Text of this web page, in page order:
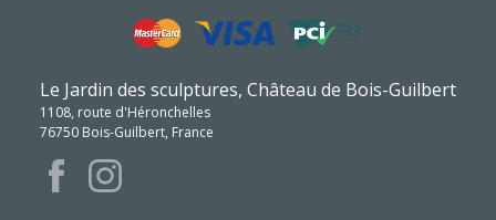
Le Jardin des sculptures, Château de Bois-Guilbert
1108, route d'Héronchelles
76750 Bois-Guilbert, France